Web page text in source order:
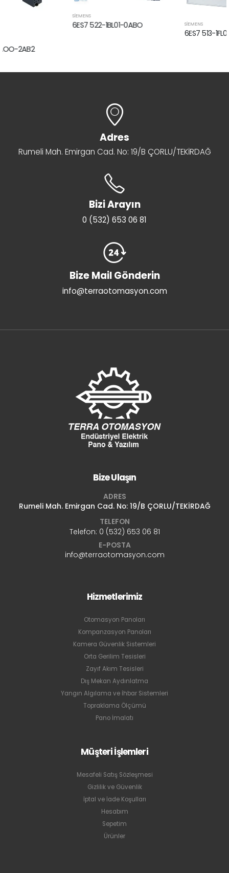
6ES7 522-1BL01-0ABO SİEMENS
6ES7 513-1FL02-0AB0
Adres
Rumeli Mah. Emirgan Cad. No: 19/B ÇORLU/TEKİRDAĞ
Bizi Arayın
0 (532) 653 06 81
Bize Mail Gönderin
info@terraotomasyon.com
ADRES
Rumeli Mah. Emirgan Cad. No: 19/B ÇORLU/TEKİRDAĞ
TELEFON
0 (532) 653 06 81
E-POSTA
Kompanzasyon Panoları
Kamera Güvenlik Sistemleri
Orta Gerilim Tesisleri
Zayıf Akım Tesisleri
Dış Mekan Aydınlatma
Yangın Algılama ve İhbar Sistemleri
Topraklama Ölçümü
Pano İmalatı
Mesafeli Satış Sözleşmesi
Gizlilik ve Güvenlik
İptal ve İade Koşulları
Hesabım
Sepetim
Ürünler